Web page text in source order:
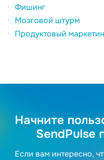
Фишинг
Мозговой штурм
Продуктовый
Начните
SendPulse
Если вам интересно,